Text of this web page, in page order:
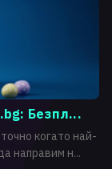
Безпл...
когато най-
направим н...